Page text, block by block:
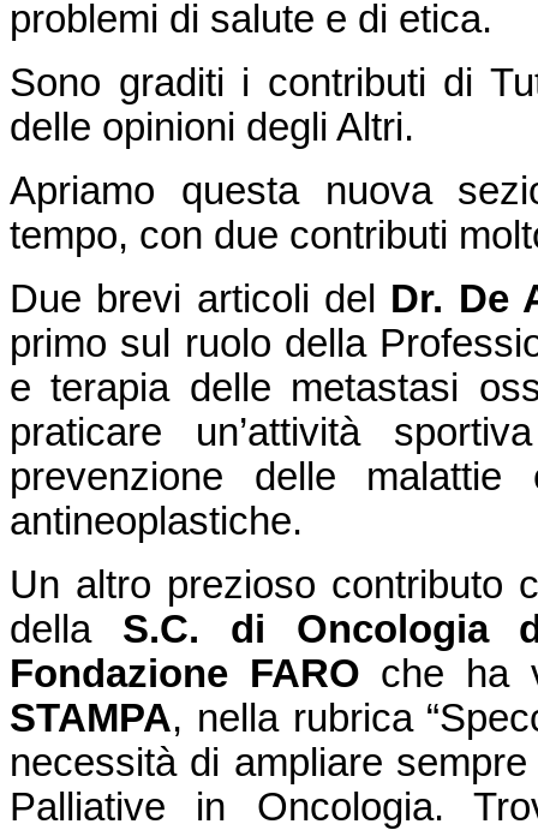
problemi di salute e di etica.
Sono graditi i contributi di
delle opinioni degli Altri.
Apriamo questa nuova
tempo, con due contributi
Due brevi articoli del Dr. De
primo sul ruolo della
e terapia delle metastasi
praticare un’attività
prevenzione delle
antineoplastiche.
Un altro prezioso contributo
dellaS.C. di Oncologia
Fondazione FARO che ha
STAMPA, nella rubrica
necessità di ampliare
Palliative in Oncologia.